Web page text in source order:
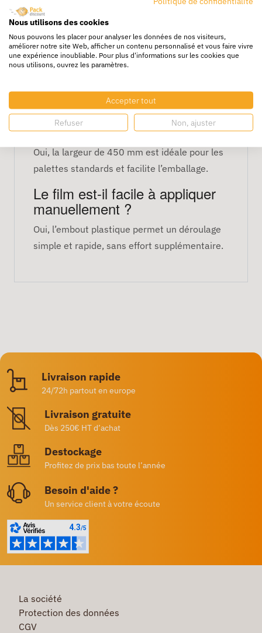
palettes et colis
Avantages : résistant, pratique,
maintien efficace des charges
FAQ
Peut-on l’utiliser pour des
palettes de taille standard ?
Oui, la largeur de 450 mm est idéale pour les
palettes standards et facilite l’emballage.
Le film est-il facile à appliquer
manuellement ?
Oui, l’embout plastique permet un déroulage
simple et rapide, sans effort supplémentaire.
Livraison rapide
24/72h partout en europe
Livraison gratuite
Dès 250€ HT d’achat
Destockage
Profitez de prix bas toute l’année
Besoin d'aide ?
Un service client à votre écoute
La société
Protection des données
CGV
Nous utilisons des cookies
Nous pouvons les placer pour analyser les données de nos visiteurs,
améliorer notre site Web, afficher un contenu personnalisé et vous faire vivre
une expérience inoubliable. Pour plus d'informations sur les cookies que
nous utilisons, ouvrez les paramètres.
Accepter tout
Refuser Non, ajuster